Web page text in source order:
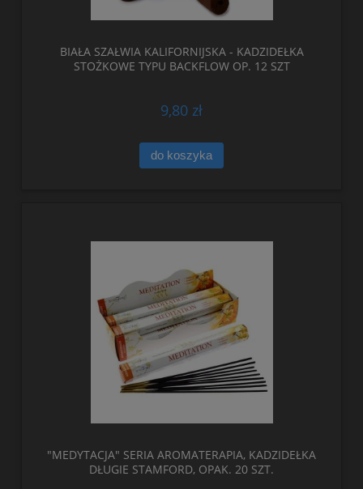
BIAŁA SZAŁWIA KALIFORNIJSKA - KADZIDEŁKA
STOŻKOWE TYPU BACKFLOW OP. 12 SZT
9,80 zł
do koszyka
"MEDYTACJA" SERIA AROMATERAPIA, KADZIDEŁKA
DŁUGIE STAMFORD, OPAK. 20 SZT.